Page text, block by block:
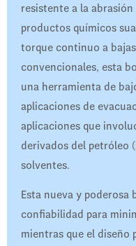
resistente a la
productos químicos
torque continuo a
convencionales, esta
una herramienta de
aplicaciones de
aplicaciones que
derivados del petróleo
solventes.
Esta nueva y
confiabilidad para
mientras que el diseño